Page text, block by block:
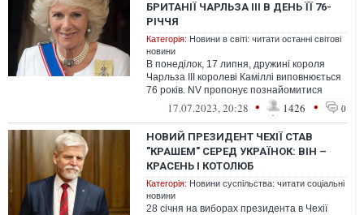
БРИТАНІЇ ЧАРЛЬЗА III В ДЕНЬ ЇЇ 76-
РІЧЧЯ
Категорія: Новини в світі: читати останні світові
новини
В понеділок, 17 липня, дружині короля
Чарльза ІІІ королеві Каміллі виповнюється
76 років. NV пропонує познайомитися
ближче із людиною, що йде рука об ...
17.07.2023, 20:28 • 1426 • 0
НОВИЙ ПРЕЗИДЕНТ ЧЕХІЇ СТАВ
"КРАШЕМ" СЕРЕД УКРАЇНОК: ВІН –
КРАСЕНЬ І КОТОЛЮБ
Категорія: Новини суспільства: читати соціальні
новини
28 січня на виборах президента в Чехії